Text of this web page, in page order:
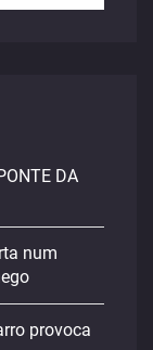
DA
num
provoca